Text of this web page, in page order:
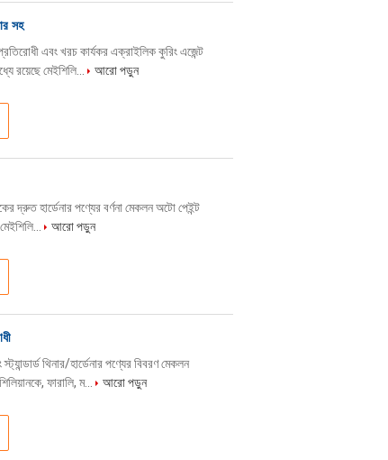
সহ
এবং খরচ কার্যকর এক্রাইলিক কুরিং এজেন্ট
রয়েছে মেইশিলি...
আরো পড়ুন
দ্রুত হার্ডেনার পণ্যের বর্ণনা মেকলন অটো পেইন্ট
আরো পড়ুন
থিনার/হার্ডেনার পণ্যের বিবরণ মেকলন
ফারালি, ম...
আরো পড়ুন